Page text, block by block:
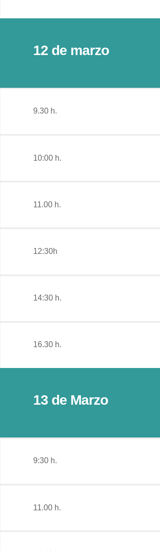
12 de marzo
9.30 h.
10:00 h.
11.00 h.
12:30h
14:30 h.
16.30 h.
13 de Marzo
9:30 h.
11.00 h.